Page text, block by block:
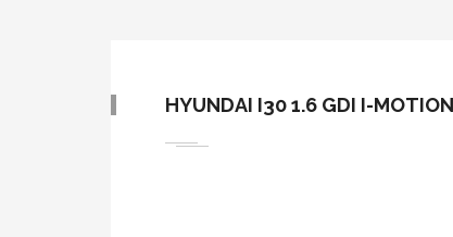
HYUNDAI I30 1.6 GDI I-